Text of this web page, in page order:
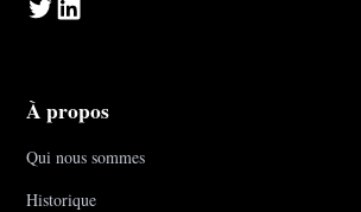
À propos
Qui nous sommes
Historique